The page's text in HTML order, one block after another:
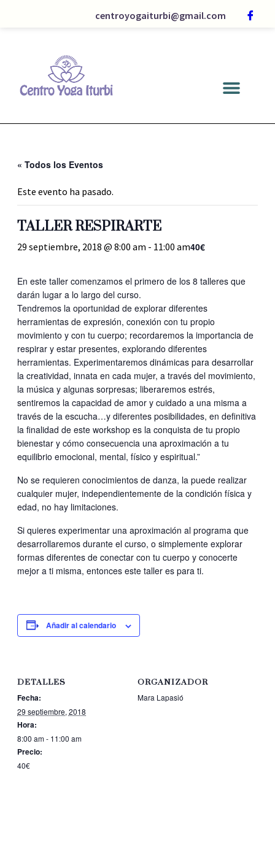
centroyogaiturbi@gmail.com
« Todos los Eventos
Este evento ha pasado.
TALLER RESPIRARTE
29 septiembre, 2018 @ 8:00 am - 11:00 am40€
En este taller comenzamos el primero de los 8 talleres que
darán lugar a lo largo del curso.
Tendremos la oportunidad de explorar diferentes
herramientas de expresión, conexión con tu propio
movimiento y con tu cuerpo; recordaremos la importancia de
respirar y estar presentes, explorando diferentes
herramientas. Experimentaremos dinámicas para desarrollar
la creatividad, innata en cada mujer, a través del movimiento,
la música y algunas sorpresas; liberaremos estrés,
sentiremos la capacidad de amor y cuidado a una misma a
través de la escucha…y diferentes posibilidades, en definitiva
la finalidad de este workshop es la conquista de tu propio
bienestar y cómo consecuencia una aproximación a tu
equilibrio emocional, mental, físico y espiritual.”
No se requieren conocimientos de danza, la puede realizar
cualquier mujer, independientemente de la condición física y
edad, no hay limitaciones.
Si quieres experimentar una aproximación al programa que
desarrollaremos durante el curso, o simplemente explorar
formas diferentes de conectar con tu cuerpo y conocerte
mejor a ti misma, entonces este taller es para ti.
Añadir al calendario
DETALLES
Fecha:
29 septiembre, 2018
Hora:
8:00 am - 11:00 am
Precio:
40€
ORGANIZADOR
Mara Lapasió